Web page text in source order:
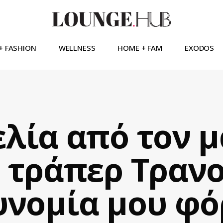
FASHION WELLNESS HOME + FAM EXODOS
από τον
τράπερ
μου